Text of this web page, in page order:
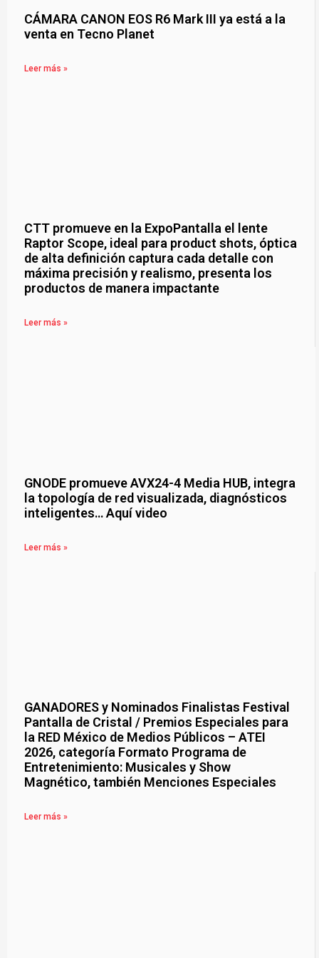
CÁMARA CANON EOS R6 Mark III ya está a la
venta en Tecno Planet
Leer más »
CTT promueve en la ExpoPantalla el lente
Raptor Scope, ideal para product shots, óptica
de alta definición captura cada detalle con
máxima precisión y realismo, presenta los
productos de manera impactante
Leer más »
GNODE promueve AVX24-4 Media HUB, integra
la topología de red visualizada, diagnósticos
inteligentes… Aquí video
Leer más »
GANADORES y Nominados Finalistas Festival
Pantalla de Cristal / Premios Especiales para
la RED México de Medios Públicos – ATEI
2026, categoría Formato Programa de
Entretenimiento: Musicales y Show
Magnético, también Menciones Especiales
Leer más »